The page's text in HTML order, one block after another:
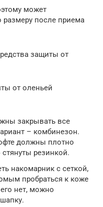
может
размеру после приема
защиты от
от оленьей
закрывать все
– комбинезон.
должны плотно
стянуты резинкой.
накомарник с сеткой,
пробраться к коже
нет, можно